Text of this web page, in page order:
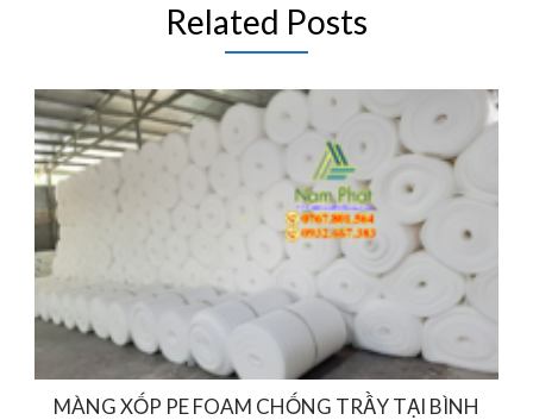
Related Posts
MÀNG XỐP PE FOAM CHỐNG TRẦY TẠI BÌNH